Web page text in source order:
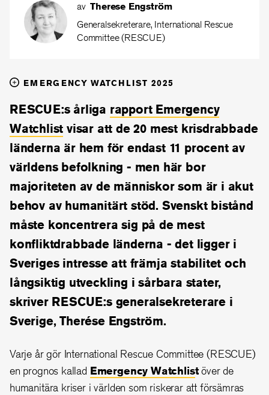
av Therese Engström
Generalsekreterare, International Rescue
Committee (RESCUE)
EMERGENCY WATCHLIST 2025
RESCUE:s årliga rapport Emergency
Watchlist visar att de 20 mest krisdrabbade
länderna är hem för endast 11 procent av
världens befolkning - men här bor
majoriteten av de människor som är i akut
behov av humanitärt stöd. Svenskt bistånd
måste koncentrera sig på de mest
konfliktdrabbade länderna - det ligger i
Sveriges intresse att främja stabilitet och
långsiktig utveckling i sårbara stater,
skriver RESCUE:s generalsekreterare i
Sverige, Therése Engström.
Varje år gör International Rescue Committee (RESCUE)
en prognos kallad Emergency Watchlistöver de
humanitära kriser i världen som riskerar att försämras